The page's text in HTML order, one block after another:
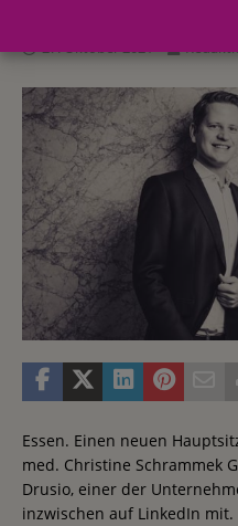
Essen. Einen neuen
med. Christine Schrammek
Drusio, einer der
inzwischen auf LinkedIn mit.